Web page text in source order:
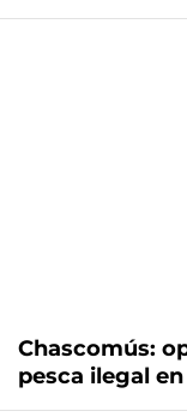
Chascomús:
pesca ilegal